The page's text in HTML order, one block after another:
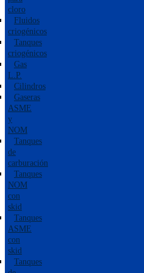
cloro
Fluidos
criogénicos
Tanques
criogénicos
Gas
L.P.
Cilindros
Gaseras
ASME
y
NOM
Tanques
de
carburación
Tanques
NOM
con
skid
Tanques
ASME
con
skid
Tanques